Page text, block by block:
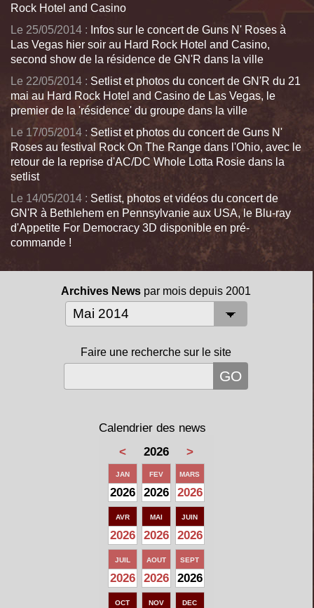
Rock Hotel and Casino
Le 25/05/2014 : Infos sur le concert de Guns N' Roses à
Las Vegas hier soir au Hard Rock Hotel and Casino,
second show de la résidence de GN'R dans la ville
Le 22/05/2014 : Setlist et photos du concert de GN'R du 21
mai au Hard Rock Hotel and Casino de Las Vegas, le
premier de la 'résidence' du groupe dans la ville
Le 17/05/2014 : Setlist et photos du concert de Guns N'
Roses au festival Rock On The Range dans l'Ohio, avec le
retour de la reprise d'AC/DC Whole Lotta Rosie dans la
setlist
Le 14/05/2014 : Setlist, photos et vidéos du concert de
GN'R à Bethlehem en Pennsylvanie aux USA, le Blu-ray
d'Appetite For Democracy 3D disponible en pré-
commande !
Archives News par mois depuis 2001
Faire une recherche sur le site
Calendrier des news
<
2026 >
JAN
2026
FEV
2026
MARS
2026
AVR
2026
MAI
2026
JUIN
2026
JUIL
2026
AOUT
2026
SEPT
2026
OCT NOV DEC